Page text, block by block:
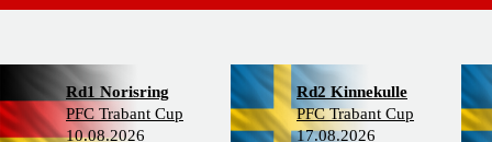
Rd1 Norisring
PFC Trabant Cup
10.08.2026
Rd2 Kinnekulle
PFC Trabant Cup
17.08.2026